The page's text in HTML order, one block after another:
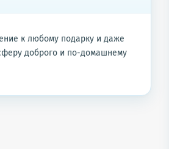
к любому подарку и даже
доброго и по-домашнему